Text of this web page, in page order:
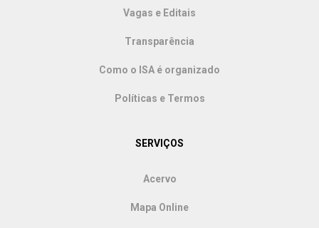
Vagas e Editais
Transparência
Como o ISA é organizado
Políticas e Termos
SERVIÇOS
Acervo
Mapa Online